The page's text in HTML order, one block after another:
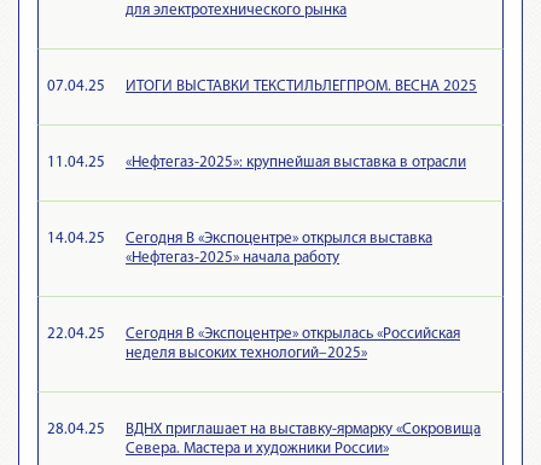
для электротехнического рынка
07.04.25 ИТОГИ ВЫСТАВКИ ТЕКСТИЛЬЛЕГПРОМ. ВЕСНА 2025
11.04.25 «Нефтегаз-2025»: крупнейшая выставка в отрасли
14.04.25
Сегодня В «Экспоцентре» открылся выставка
«Нефтегаз-2025» начала работу
22.04.25
Сегодня В «Экспоцентре» открылась «Российская
неделя высоких технологий–2025»
28.04.25
ВДНХ приглашает на выставку-ярмарку «Сокровища
Севера. Мастера и художники России»